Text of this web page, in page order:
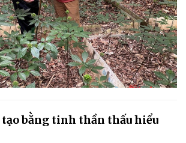
bằng tinh thần thấu hiểu